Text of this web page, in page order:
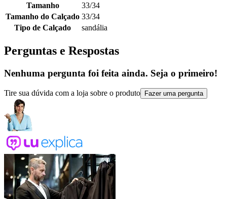
Tamanho
33/34
Tamanho do Calçado 33/34
Tipo de Calçado
sandália
Perguntas e Respostas
Nenhuma pergunta foi feita ainda. Seja o primeiro!
Tire sua dúvida com a loja sobre o produto Fazer uma pergunta